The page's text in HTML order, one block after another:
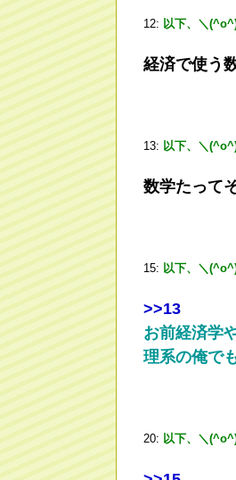
12: 以下、＼
経済で使う
13: 以下、＼
数学たって
15: 以下、＼
>>13
お前経済学
理系の俺で
20: 以下、＼